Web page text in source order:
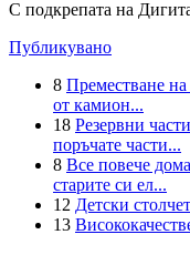
С подкрепата на
Публикувано
8 Преместване
от камион...
18 Резервни
поръчате части...
8 Все повече
старите си ел...
12 Детски
13